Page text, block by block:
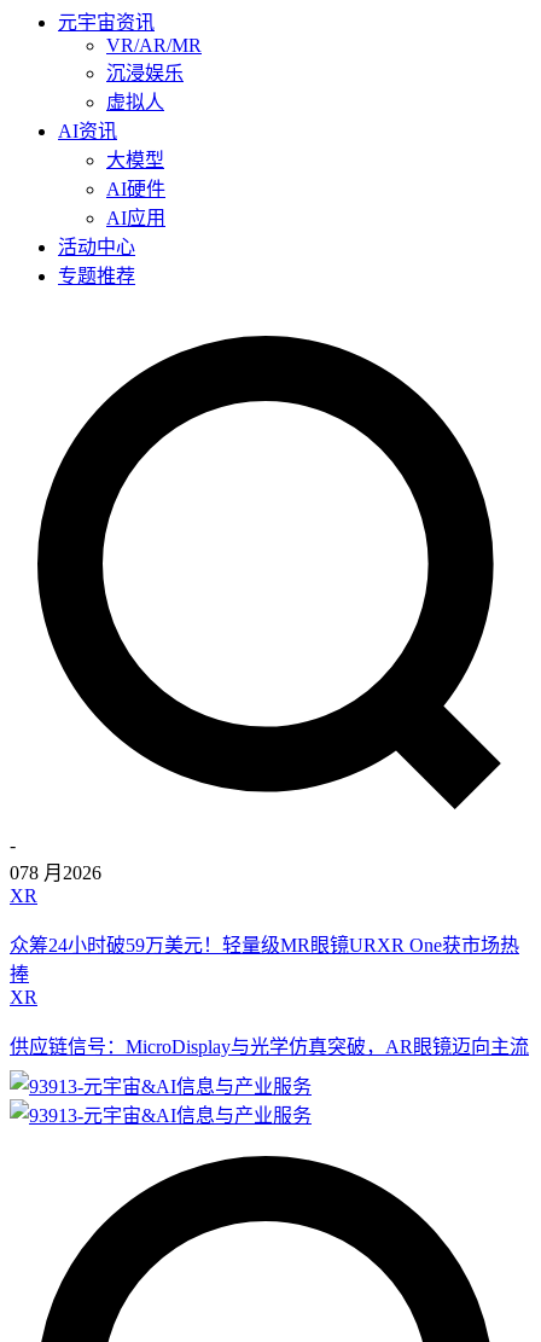
元宇宙资讯
VR/AR/MR
沉浸娱乐
虚拟人
AI资讯
大模型
AI硬件
AI应用
活动中心
专题推荐
-
078 月 2026
XR
众筹24小时破59万美元！轻量级MR眼镜URXR One获市场热
捧
XR
供应链信号：MicroDisplay与光学仿真突破，AR眼镜迈向主流